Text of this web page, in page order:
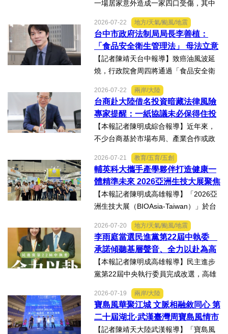
一場居家意外造成一家四口受傷，其中
燒傷，在加護病房搶救超過兩個月，並
歷經在陽光基金會近一年的漫長復復健
及陪伴下，芸芸將於八月重返...
2026-07-22 地方/天氣/颱風/地震
台中市政府法制局局長李善植：
「食品安全衛生管理法」 母法立意
良善但子法標準過於寬鬆、處罰欠
缺嚇阻力、第一線缺乏足夠的人力
【記者陳靖天台中報導】致癌油風波延
燒，行政院會周四將通過「食品安全衛
說明十大修法重點，其中增訂地方主管
機關風險導向查核機制、強化業者異常
通報責任及加重通報不實處...
2026-07-22 兩岸/大陸
台商赴大陸借名投資暗藏法律風險
專家提醒：一紙協議未必保得住投
資權益
【本報記者陳明成綜合報導】近年來，
不少台商基於市場布局、產業合作或政
陸。然而，看似便利的投資模式，卻可
能隱藏股權歸屬、投資收益、經營控制
權及法律責任等風險，一旦...
2026-07-21 教育/五育/五創
輔英科大攜手產學夥伴打造健康一
體精準未來 2026亞洲生技大展聚焦
精準健康創新實力
【本報記者陳明成高雄報導】「2026亞
洲生技大展（BIOAsia-Taiwan）」於台
研發長葉耀宗率團隊以「健康一體．精
準未來」為主題參展，展現產學合作夥
伴展示精準健康、生物科...
2026-07-20 地方/天氣/颱風/地震
李雨庭當選民進黨第22屆中執委
承諾傾聽基層聲音、全力以赴為高
雄與台灣努力
【本報記者陳明成高雄報導】民主進步
黨第22屆中央執行委員完成改選，高雄
表示，能夠獲得黨內同志的肯定與支
持，深感榮幸，也肩負更重大的責任，
未來將秉持初心，做好黨與地...
2026-07-19 兩岸/大陸
寶島風華聚江城 文脈相融敘同心 第
二十屆湖北·武漢臺灣周寶島風情市
集暨文化交流之夜在漢溫情上演
【記者陳靖天大陸武漢報導】「寶島風